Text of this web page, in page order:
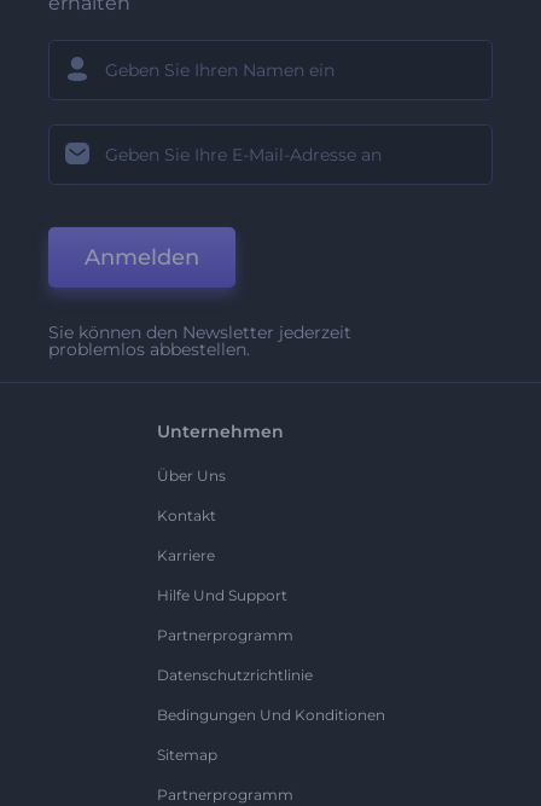
Anmelden
Sie können den Newsletter jederzeit
problemlos abbestellen.
Unternehmen
Über Uns
Kontakt
Karriere
Hilfe Und Support
Partnerprogramm
Datenschutzrichtlinie
Bedingungen Und Konditionen
Sitemap
Partnerprogramm